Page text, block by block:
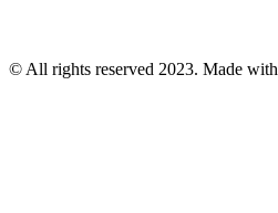
© All rights reserved 2023. Made with